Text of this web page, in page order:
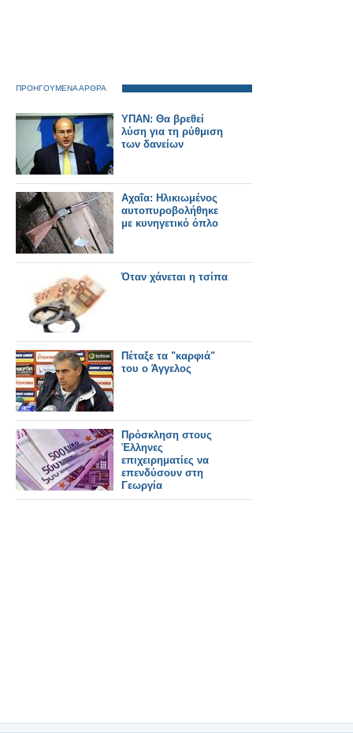
ΠΡΟΗΓΟΥΜΕΝΑ ΑΡΘΡΑ
ΥΠΑΝ: Θα βρεθεί
λύση για τη ρύθμιση
των δανείων
Αχαΐα: Hλικιωμένος
αυτοπυροβολήθηκε
με κυνηγετικό όπλο
Όταν χάνεται η τσίπα
Πέταξε τα "καρφιά"
του ο Άγγελος
Πρόσκληση στους
Έλληνες
επιχειρηματίες να
επενδύσουν στη
Γεωργία